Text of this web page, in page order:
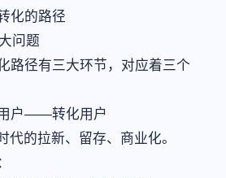
化的路径
问题
路径有三大环节，对应着三个
户——转化用户
代的拉新、留存、商业化。